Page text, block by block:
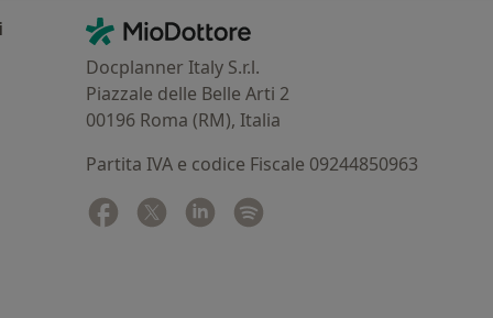
Contatti
MioDottore - Homepage
Docplanner Italy S.r.l.
Piazzale delle Belle Arti 2
00196 Roma (RM), Italia
Partita IVA e codice Fiscale 09244850963
Facebook
si apre in una nuova scheda
Twitter
si apre in una nuova scheda
Linkedin
si apre in una nuova scheda